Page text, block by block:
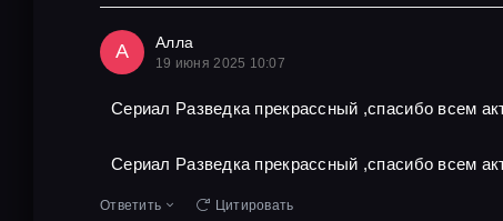
А Алла
19 июня 2025 10:07
Сериал Разведка прекрассный ,спасибо всем
Сериал Разведка прекрассный ,спасибо всем
Ответить Цитировать